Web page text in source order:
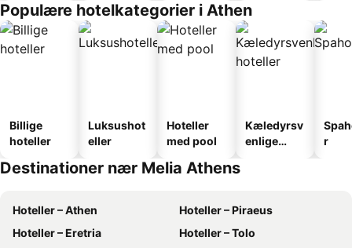
Populære hotelkategorier i Athen
Billige
hoteller
Luksushot
eller
Hoteller
med pool
Kæledyrsv
enlige
r
Destinationer nær Melia Athens
Hoteller – Athen
Hoteller – Piraeus
Hoteller – Eretria
Hoteller – Tolo